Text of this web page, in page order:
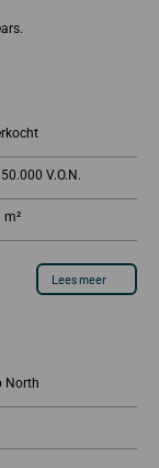
m²
Lees meer
North